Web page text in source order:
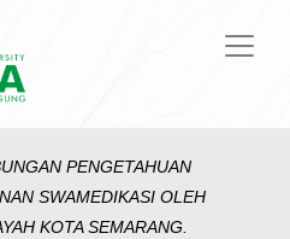
PENGETAHUAN
SWAMEDIKASI OLEH
KOTA SEMARANG.